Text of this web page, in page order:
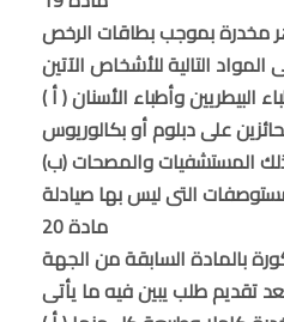
مخدرة بموجب بطاقات الرخص
( أ ) الأطباء البشريين والأطباء البيطريين وأطباء الأسنان
(ب) الأطباء الذين تخصصهم لذلك المستشفيات والمصحات
مادة 20
بالمادة السابقة من الجهة